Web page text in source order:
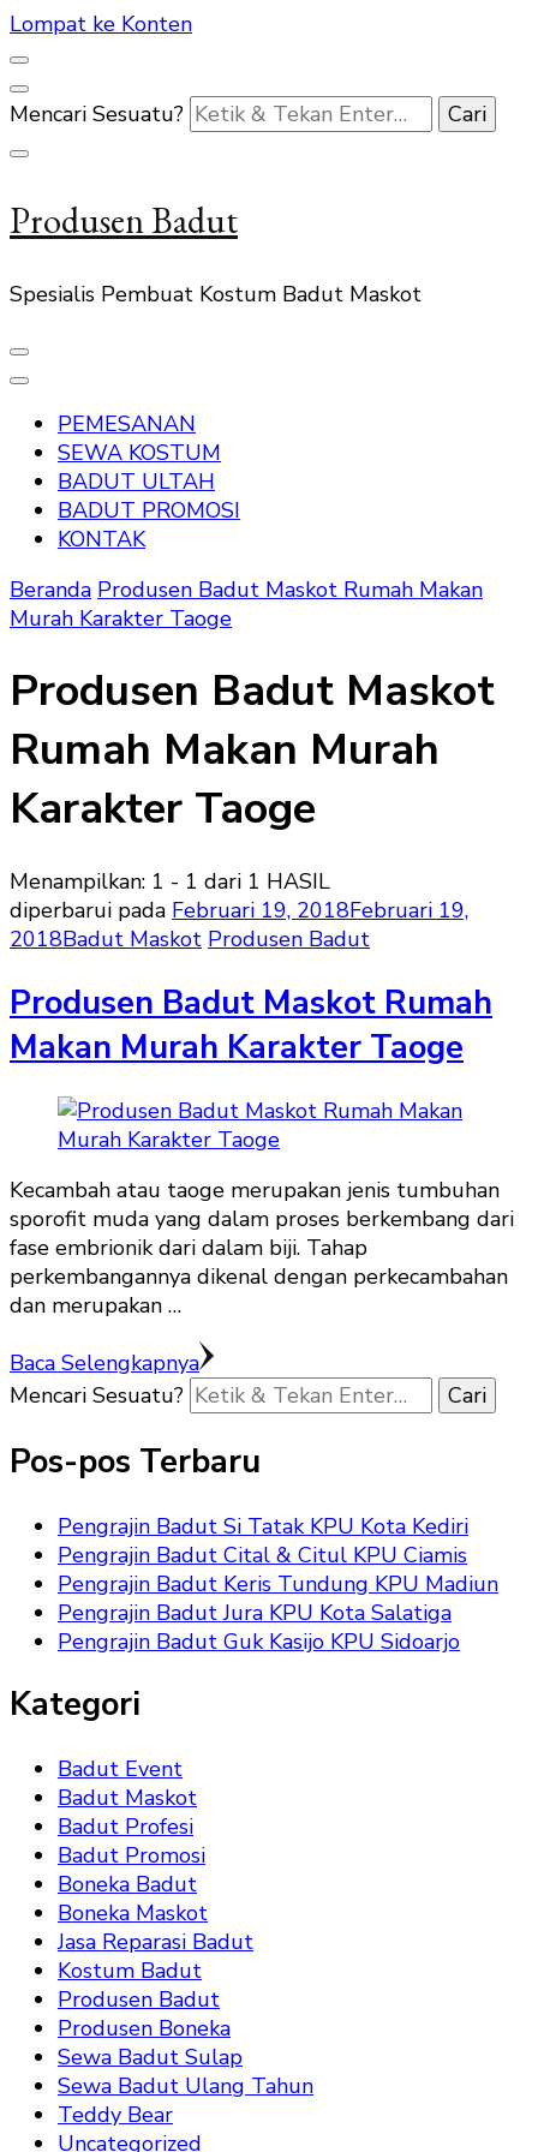
Lompat ke Konten
Mencari Sesuatu?
Produsen Badut
Spesialis Pembuat Kostum Badut Maskot
PEMESANAN
SEWA KOSTUM
BADUT ULTAH
BADUT PROMOSI
KONTAK
Beranda Produsen Badut Maskot Rumah Makan
Murah Karakter Taoge
Produsen Badut Maskot
Rumah Makan Murah
Karakter Taoge
Menampilkan: 1 - 1 dari 1 HASIL
diperbarui pada Februari 19, 2018Februari 19,
2018Badut Maskot Produsen Badut
Produsen Badut Maskot Rumah
Makan Murah Karakter Taoge
Kecambah atau taoge merupakan jenis tumbuhan
sporofit muda yang dalam proses berkembang dari
fase embrionik dari dalam biji. Tahap
perkembangannya dikenal dengan perkecambahan
dan merupakan …
Baca Selengkapnya
Mencari Sesuatu?
Pos-pos Terbaru
Pengrajin Badut Si Tatak KPU Kota Kediri
Pengrajin Badut Cital & Citul KPU Ciamis
Pengrajin Badut Keris Tundung KPU Madiun
Pengrajin Badut Jura KPU Kota Salatiga
Pengrajin Badut Guk Kasijo KPU Sidoarjo
Kategori
Badut Event
Badut Maskot
Badut Profesi
Badut Promosi
Boneka Badut
Boneka Maskot
Jasa Reparasi Badut
Kostum Badut
Produsen Badut
Produsen Boneka
Sewa Badut Sulap
Sewa Badut Ulang Tahun
Teddy Bear
Uncategorized